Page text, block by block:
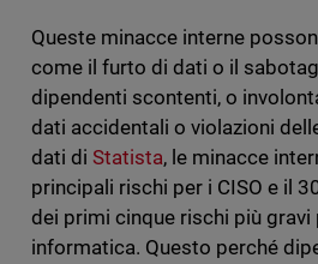
Queste minacce interne
come il furto di dati o il
dipendenti scontenti, o
dati accidentali o violazioni
dati di Statista, le minacce
principali rischi per i CISO e il
dei primi cinque rischi più gravi
informatica. Questo perché